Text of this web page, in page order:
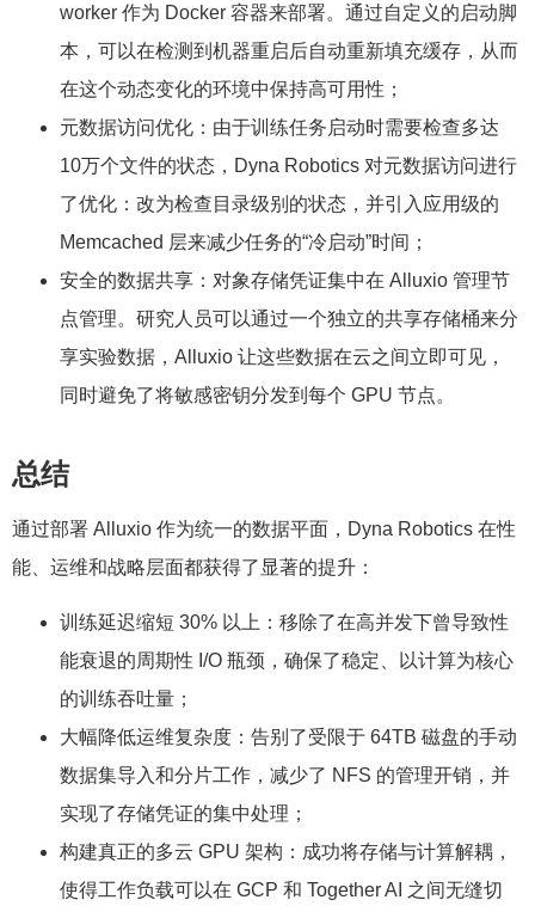
worker 作为 Docker 容器来部署。通过自定义的启动脚
本，可以在检测到机器重启后自动重新填充缓存，从而
在这个动态变化的环境中保持高可用性；
元数据访问优化：由于训练任务启动时需要检查多达
10万个文件的状态，Dyna Robotics 对元数据访问进行
了优化：改为检查目录级别的状态，并引入应用级的
Memcached 层来减少任务的“冷启动”时间；
安全的数据共享：对象存储凭证集中在 Alluxio 管理节
点管理。研究人员可以通过一个独立的共享存储桶来分
享实验数据，Alluxio 让这些数据在云之间立即可见，
同时避免了将敏感密钥分发到每个 GPU 节点。
总结
通过部署 Alluxio 作为统一的数据平面，Dyna Robotics 在性
能、运维和战略层面都获得了显著的提升：
训练延迟缩短 30% 以上：移除了在高并发下曾导致性
能衰退的周期性 I/O 瓶颈，确保了稳定、以计算为核心
的训练吞吐量；
大幅降低运维复杂度：告别了受限于 64TB 磁盘的手动
数据集导入和分片工作，减少了 NFS 的管理开销，并
实现了存储凭证的集中处理；
构建真正的多云 GPU 架构：成功将存储与计算解耦，
使得工作负载可以在 GCP 和 Together AI 之间无缝切